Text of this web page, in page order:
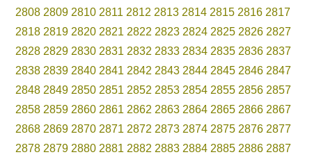
2808 2809 2810 2811 2812 2813 2814 2815 2816 2817
2818 2819 2820 2821 2822 2823 2824 2825 2826 2827
2828 2829 2830 2831 2832 2833 2834 2835 2836 2837
2838 2839 2840 2841 2842 2843 2844 2845 2846 2847
2848 2849 2850 2851 2852 2853 2854 2855 2856 2857
2858 2859 2860 2861 2862 2863 2864 2865 2866 2867
2868 2869 2870 2871 2872 2873 2874 2875 2876 2877
2878 2879 2880 2881 2882 2883 2884 2885 2886 2887